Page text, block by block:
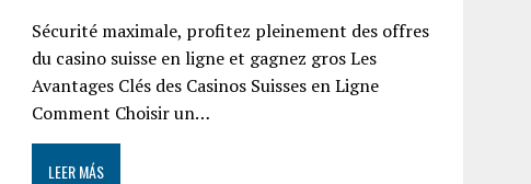
Sécurité maximale, profitez pleinement des offres
du casino suisse en ligne et gagnez gros Les
Avantages Clés des Casinos Suisses en Ligne
Comment Choisir un…
LEER MÁS